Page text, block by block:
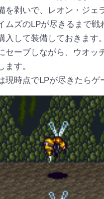
を剥いで、レオン・ジェ
ムズのLPが尽きるまで
して装備しておきます。
セーブしながら、ウオッ
ます。
現時点でLPが尽きたらゲ